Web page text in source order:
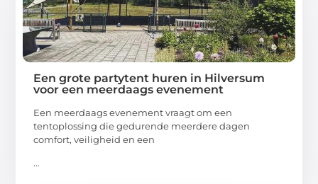
Een grote partytent huren in Hilversum
voor een meerdaags evenement
Een meerdaags evenement vraagt om een
tentoplossing die gedurende meerdere dagen
comfort, veiligheid en een
...